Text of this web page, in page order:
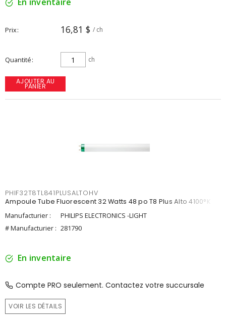
Prix 16,81 $ / ch
Quantité ch
AJOUTER AU
PANIER
PHIF32T8TL841PLUSALTOHV
Ampoule Tube Fluorescent 32 Watts 48 po T8 Plus Alto 4100°K
Manufacturier :
PHILIPS ELECTRONICS -LIGHT
# Manufacturier : 281790
En inventaire
Compte PRO seulement. Contactez votre succursale
VOIR LES DÉTAILS